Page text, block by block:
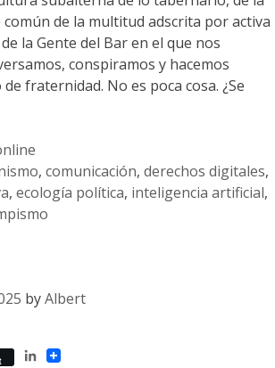
de la multitud adscrita por activa
la Gente del Bar en el que nos
conspiramos y hacemos
fraternidad. No es poca cosa. ¿Se
, comunicación, derechos digitales,
, ecología política, inteligencia artificial,
byAlbert
LinkedIn